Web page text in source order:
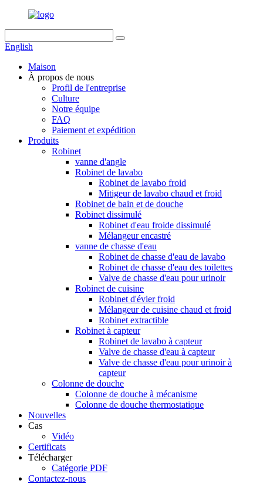
English
Maison
À propos de nous
Profil de l'entreprise
Culture
Notre équipe
FAQ
Paiement et expédition
Produits
Robinet
vanne d'angle
Robinet de lavabo
Robinet de lavabo froid
Mitigeur de lavabo chaud et froid
Robinet de bain et de douche
Robinet dissimulé
Robinet d'eau froide dissimulé
Mélangeur encastré
vanne de chasse d'eau
Robinet de chasse d'eau de lavabo
Robinet de chasse d'eau des toilettes
Valve de chasse d'eau pour urinoir
Robinet de cuisine
Robinet d'évier froid
Mélangeur de cuisine chaud et froid
Robinet extractible
Robinet à capteur
Robinet de lavabo à capteur
Valve de chasse d'eau à capteur
Valve de chasse d'eau pour urinoir à
capteur
Colonne de douche
Colonne de douche à mécanisme
Colonne de douche thermostatique
Nouvelles
Cas
Vidéo
Certificats
Télécharger
Catégorie PDF
Contactez-nous